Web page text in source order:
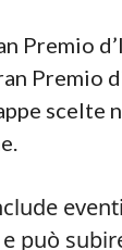
Premio
Premio
scelte
può